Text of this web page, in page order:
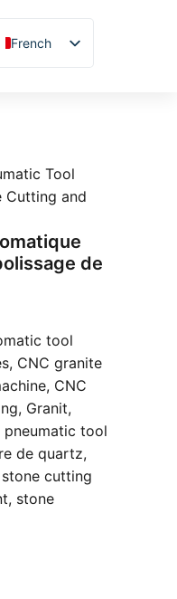
French
English
Spanish
Japanese
Polish
Hindi
Tool
Cutting and
de
tool
, CNC granite
, CNC
, Granit,
pneumatic tool
de quartz,
stone cutting
, stone